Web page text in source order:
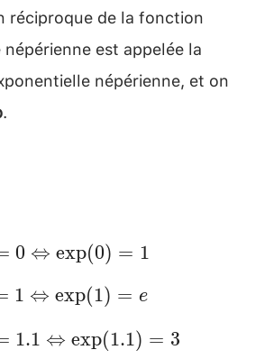
réciproque de la fonction
est appelée la
népérienne, et on
.
\\
0 ⇔ exp(0) = 1
\\
1 ⇔ exp(1) = e
1.1 ⇔ exp(1.1) = 3